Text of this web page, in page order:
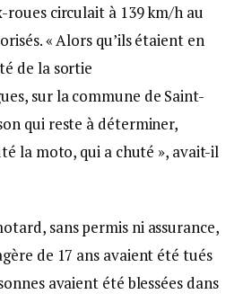
roues circulait à 139 km/h au
« Alors qu’ils étaient en
de la sortie
sur la commune de Saint-
qui reste à déterminer,
la moto, qui a chuté », avait-il
sans permis ni assurance,
de 17 ans avaient été tués
avaient été blessées dans